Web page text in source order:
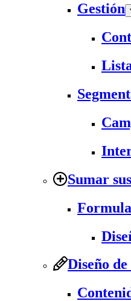
Gestión
Sumar
Diseño